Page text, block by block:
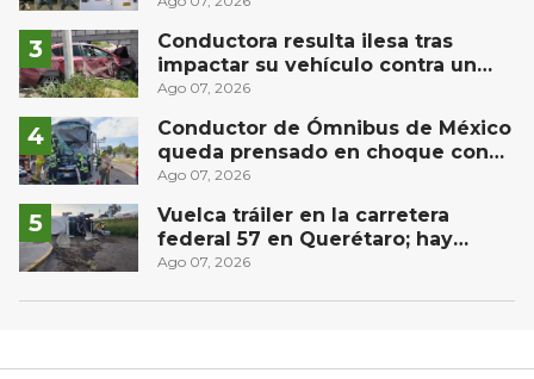
Conductora resulta ilesa tras
impactar su vehículo contra un
muro en Huimilpan
Ago 07, 2026
Conductor de Ómnibus de México
queda prensado en choque con
materialista en San Juan del Río
Ago 07, 2026
Vuelca tráiler en la carretera
federal 57 en Querétaro; hay
derrame de combustible
Ago 07, 2026